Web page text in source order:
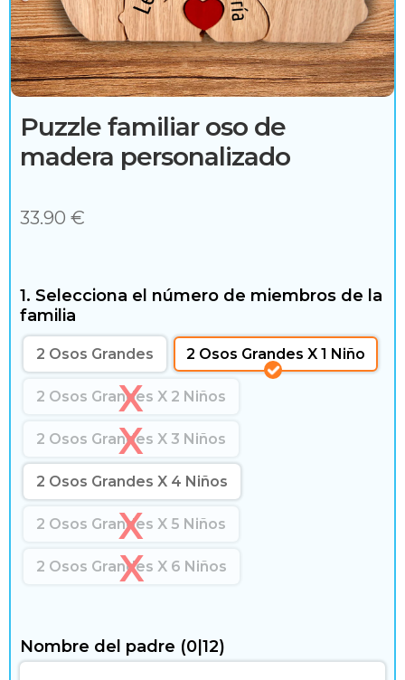
e
s
r
o
H
o
a
r
y
t
m
Puzzle familiar oso de
madera personalizado
33.90 €
1. Selecciona el número de miembros de la
familia
2 Osos Grandes 2 Osos Grandes X 1 Niño
2 Osos Grandes X 2 Niños
2 Osos Grandes X 3 Niños
2 Osos Grandes X 4 Niños
2 Osos Grandes X 5 Niños
2 Osos Grandes X 6 Niños
Nombre del padre (0|12)